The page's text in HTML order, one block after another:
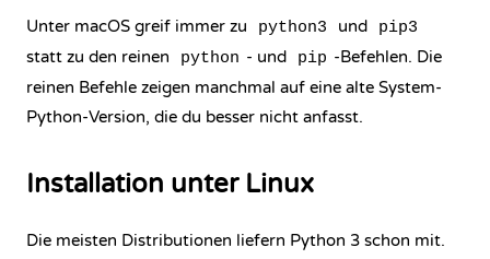
Unter macOS greif immer zu python3 und pip3
statt zu den reinen python - und pip -Befehlen. Die
reinen Befehle zeigen manchmal auf eine alte System-
Python-Version, die du besser nicht anfasst.
Installation unter Linux
Die meisten Distributionen liefern Python 3 schon mit.